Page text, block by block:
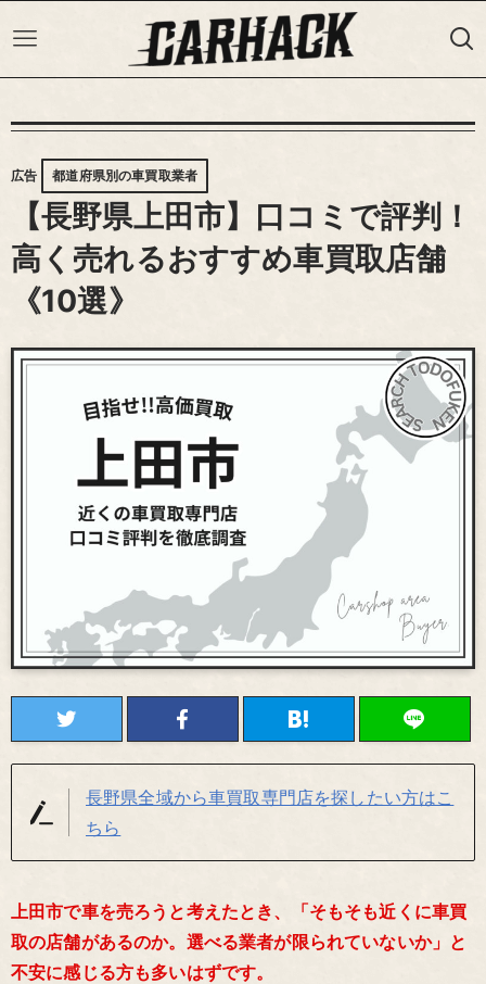
広告 都道府県別の車買取業者
【長野県上田市】口コミで評判！
高く売れるおすすめ車買取店舗
《10選》
長野県全域から車買取専門店を探したい方はこ
ちら
上田市で車を売ろうと考えたとき、「そもそも近くに車買
取の店舗があるのか。選べる業者が限られていないか」と
不安に感じる方も多いはずです。